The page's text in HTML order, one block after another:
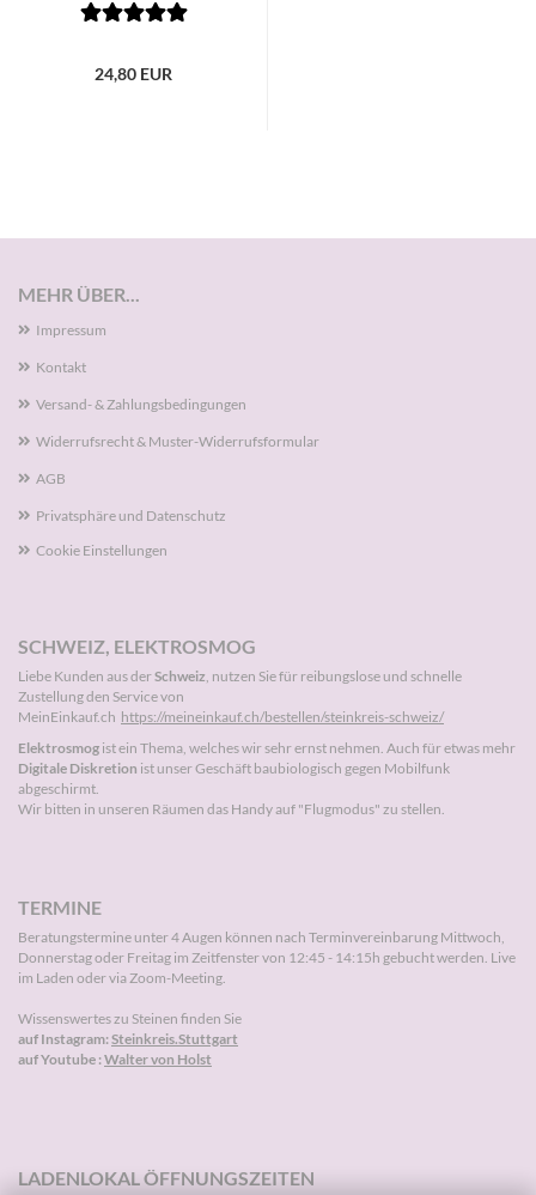
24,80 EUR
MEHR ÜBER...
Impressum
Kontakt
Versand- & Zahlungsbedingungen
Widerrufsrecht & Muster-Widerrufsformular
AGB
Privatsphäre und Datenschutz
Cookie Einstellungen
SCHWEIZ, ELEKTROSMOG
Liebe Kunden aus derSchweiz, nutzen Sie für reibungslose und schnelle
Zustellung den Service von
MeinEinkauf.ch https://meineinkauf.ch/bestellen/steinkreis-schweiz/
Elektrosmog ist ein Thema, welches wir sehr ernst nehmen. Auch für etwas mehr
Digitale Diskretion ist unser Geschäft baubiologisch gegen Mobilfunk
abgeschirmt.
Wir bitten in unseren Räumen das Handy auf "Flugmodus" zu stellen.
TERMINE
Beratungstermine unter 4 Augen können nach Terminvereinbarung Mittwoch,
Donnerstag oder Freitag im Zeitfenster von 12:45 - 14:15h gebucht werden. Live
im Laden oder via Zoom-Meeting.
Wissenswertes zu Steinen finden Sie
auf Instagram:Steinkreis.Stuttgart
auf Youtube :Walter von Holst
LADENLOKAL ÖFFNUNGSZEITEN